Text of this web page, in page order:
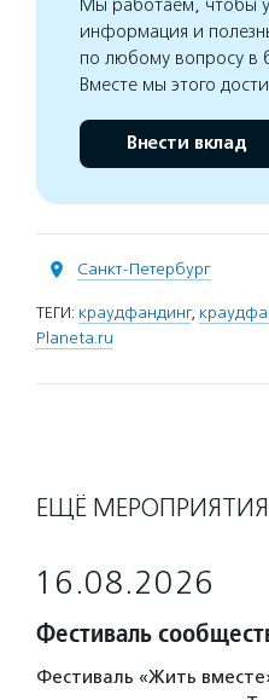
Мы работаем, чтобы у
информация и
по любому вопросу в
Вместе мы этого
Внести вклад
Санкт-Петербург
ТЕГИ: краудфандинг,
Planeta.ru
ЕЩЁ МЕРОПРИЯТИЯ
16.08.2026
Фестиваль
Фестиваль «Жить